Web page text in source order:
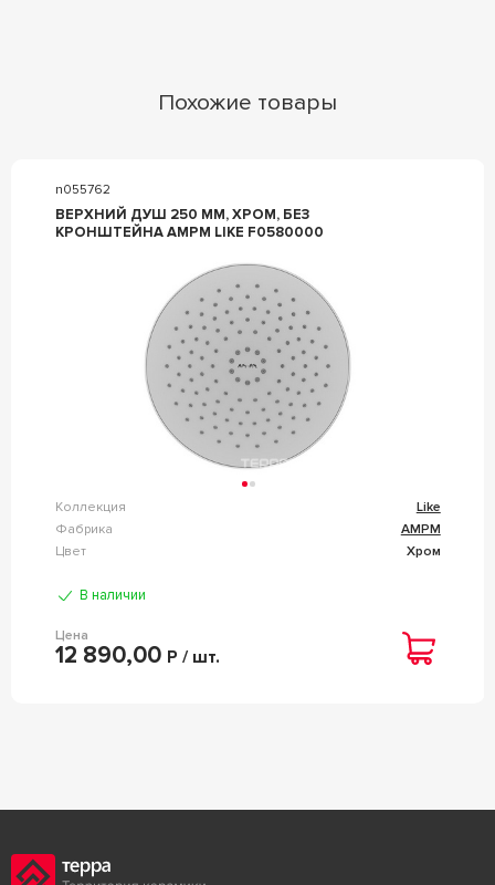
Похожие товары
n055762
ВЕРХНИЙ ДУШ 250 ММ, ХРОМ, БЕЗ
КРОНШТЕЙНА AMPM LIKE F0580000
Коллекция
Like
Фабрика
AMPM
Цвет
Хром
В наличии
Цена
12 890,00 Р / шт.